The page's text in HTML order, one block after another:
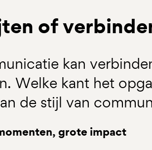
of
kan
Welke kant het
de stijl van
grote impact